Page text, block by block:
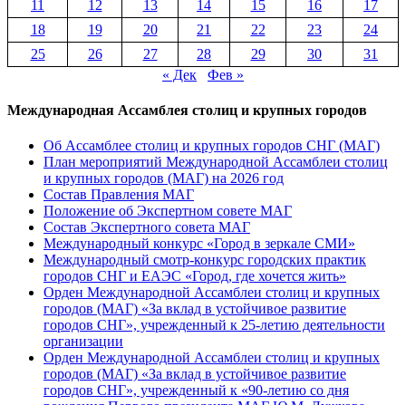
11
12 13 14 15 16
17
18
19 20 21 22 23
24
25
26 27 28 29 30
31
« Дек
Фев »
Международная Ассамблея столиц и крупных городов
Об Ассамблее столиц и крупных городов СНГ (МАГ)
План мероприятий Международной Ассамблеи столиц
и крупных городов (МАГ) на 2026 год
Состав Правления МАГ
Положение об Экспертном совете МАГ
Состав Экспертного совета МАГ
Международный конкурс «Город в зеркале СМИ»
Международный смотр-конкурс городских практик
городов СНГ и ЕАЭС «Город, где хочется жить»
Орден Международной Ассамблеи столиц и крупных
городов (МАГ) «За вклад в устойчивое развитие
городов СНГ», учрежденный к 25-летию деятельности
организации
Орден Международной Ассамблеи столиц и крупных
городов (МАГ) «За вклад в устойчивое развитие
городов СНГ», учрежденный к «90-летию со дня